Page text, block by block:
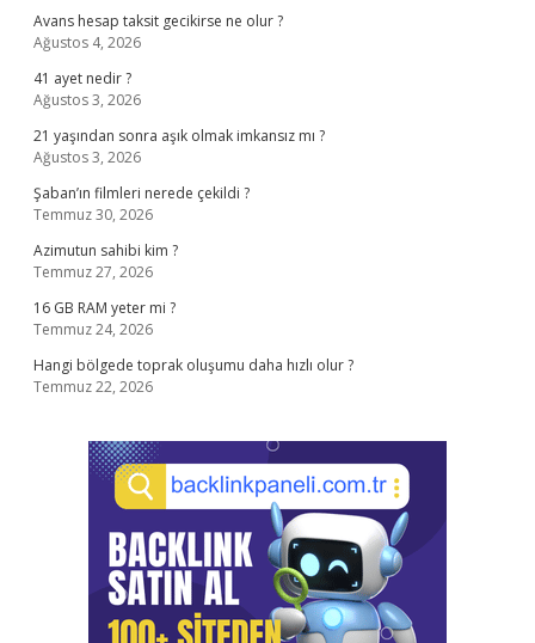
Avans hesap taksit gecikirse ne olur ?
Ağustos 4, 2026
41 ayet nedir ?
Ağustos 3, 2026
21 yaşından sonra aşık olmak imkansız mı ?
Ağustos 3, 2026
Şaban’ın filmleri nerede çekildi ?
Temmuz 30, 2026
Azimutun sahibi kim ?
Temmuz 27, 2026
16 GB RAM yeter mi ?
Temmuz 24, 2026
Hangi bölgede toprak oluşumu daha hızlı olur ?
Temmuz 22, 2026